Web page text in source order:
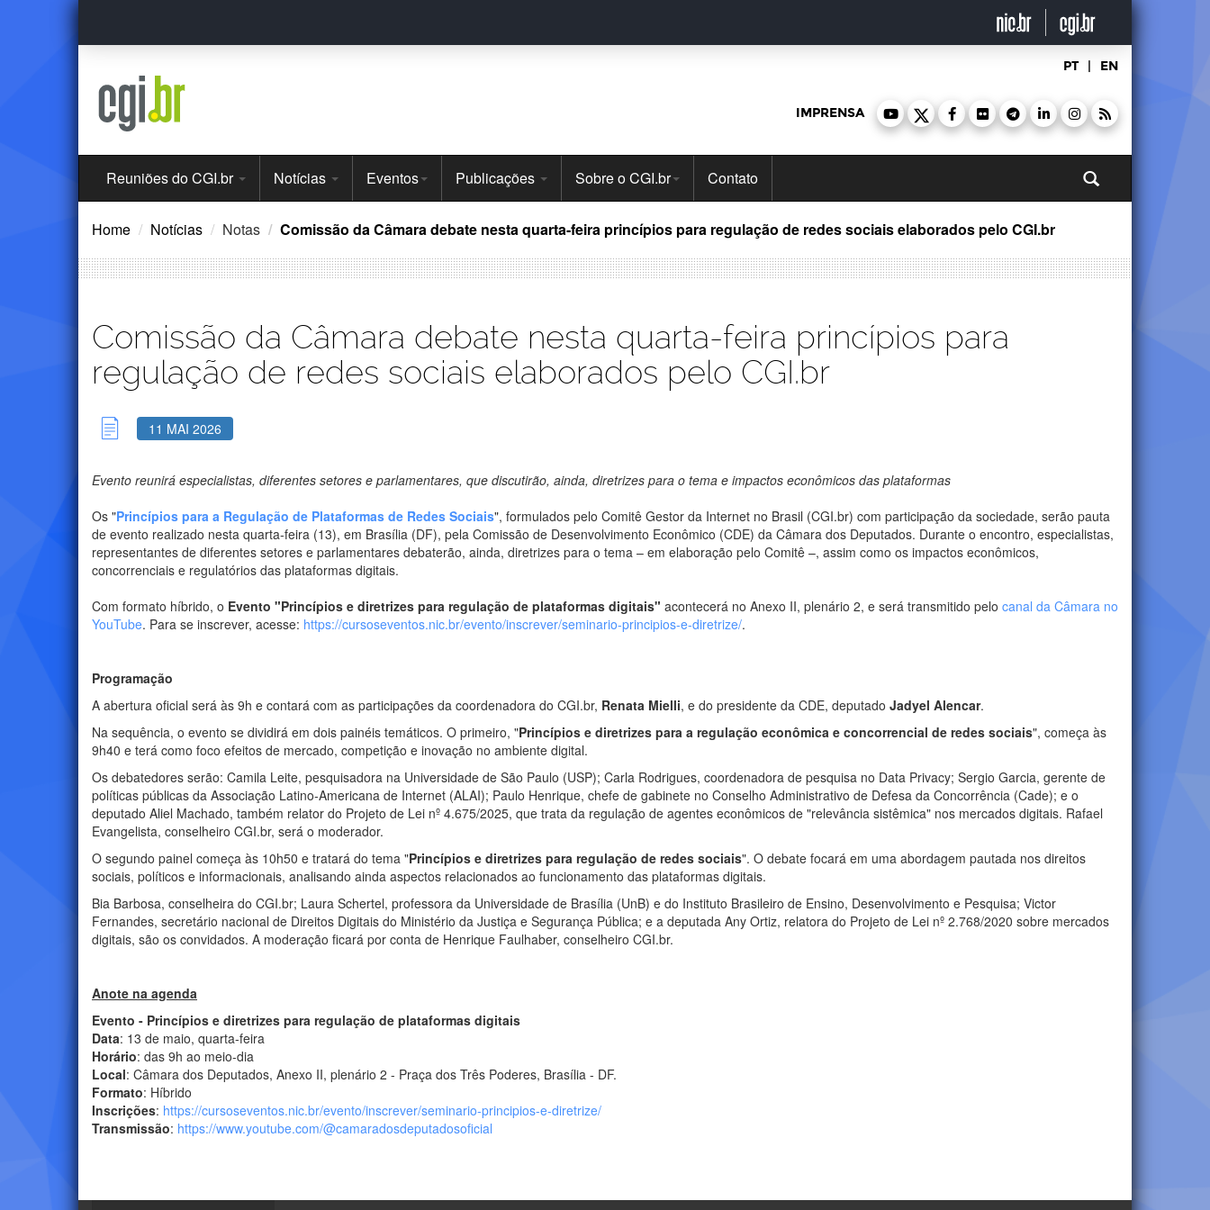
Ir
o
PT | EN
IMPRENSA
Menu
Principal
Reuniões do CGI.br Notícias Eventos Publicações Sobre o CGI.br Contato
Home Notícias Notas Comissão da Câmara debate nesta quarta-feira princípios para regulação de redes sociais elaborados pelo CGI.br
Comissão da Câmara debate nesta quarta-feira princípios para
regulação de redes sociais elaborados pelo CGI.br
11 MAI 2026
Evento reunirá especialistas, diferentes setores e parlamentares, que discutirão, ainda, diretrizes para o tema e impactos econômicos das plataformas
Os "Princípios para a Regulação de Plataformas de Redes Sociais", formulados pelo Comitê Gestor da Internet no Brasil (CGI.br) com participação da sociedade, serão pauta
de evento realizado nesta quarta-feira (13), em Brasília (DF), pela Comissão de Desenvolvimento Econômico (CDE) da Câmara dos Deputados. Durante o encontro, especialistas,
representantes de diferentes setores e parlamentares debaterão, ainda, diretrizes para o tema – em elaboração pelo Comitê –, assim como os impactos econômicos,
concorrenciais e regulatórios das plataformas digitais.
Com formato híbrido, o Evento "Princípios e diretrizes para regulação de plataformas digitais" acontecerá no Anexo II, plenário 2, e será transmitido pelo canal da Câmara no
YouTube. Para se inscrever, acesse: https://cursoseventos.nic.br/evento/inscrever/seminario-principios-e-diretrize/.
Programação
A abertura oficial será às 9h e contará com as participações da coordenadora do CGI.br, Renata Mielli, e do presidente da CDE, deputado Jadyel Alencar.
Na sequência, o evento se dividirá em dois painéis temáticos. O primeiro, "Princípios e diretrizes para a regulação econômica e concorrencial de redes sociais", começa às
9h40 e terá como foco efeitos de mercado, competição e inovação no ambiente digital.
Os debatedores serão: Camila Leite, pesquisadora na Universidade de São Paulo (USP); Carla Rodrigues, coordenadora de pesquisa no Data Privacy; Sergio Garcia, gerente de
políticas públicas da Associação Latino-Americana de Internet (ALAI); Paulo Henrique, chefe de gabinete no Conselho Administrativo de Defesa da Concorrência (Cade); e o
deputado Aliel Machado, também relator do Projeto de Lei nº 4.675/2025, que trata da regulação de agentes econômicos de "relevância sistêmica" nos mercados digitais. Rafael
Evangelista, conselheiro CGI.br, será o moderador.
O segundo painel começa às 10h50 e tratará do tema "Princípios e diretrizes para regulação de redes sociais". O debate focará em uma abordagem pautada nos direitos
sociais, políticos e informacionais, analisando ainda aspectos relacionados ao funcionamento das plataformas digitais.
Bia Barbosa, conselheira do CGI.br; Laura Schertel, professora da Universidade de Brasília (UnB) e do Instituto Brasileiro de Ensino, Desenvolvimento e Pesquisa; Victor
Fernandes, secretário nacional de Direitos Digitais do Ministério da Justiça e Segurança Pública; e a deputada Any Ortiz, relatora do Projeto de Lei nº 2.768/2020 sobre mercados
digitais, são os convidados. A moderação ficará por conta de Henrique Faulhaber, conselheiro CGI.br.
Anote na agenda
Evento - Princípios e diretrizes para regulação de plataformas digitais
Data: 13 de maio, quarta-feira
Horário: das 9h ao meio-dia
Local: Câmara dos Deputados, Anexo II, plenário 2 - Praça dos Três Poderes, Brasília - DF.
Formato: Híbrido
Inscrições: https://cursoseventos.nic.br/evento/inscrever/seminario-principios-e-diretrize/
Transmissão: https://www.youtube.com/@camaradosdeputadosoficial